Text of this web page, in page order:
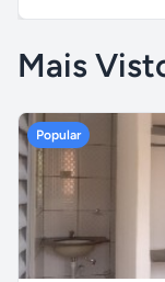
Mais
Popular